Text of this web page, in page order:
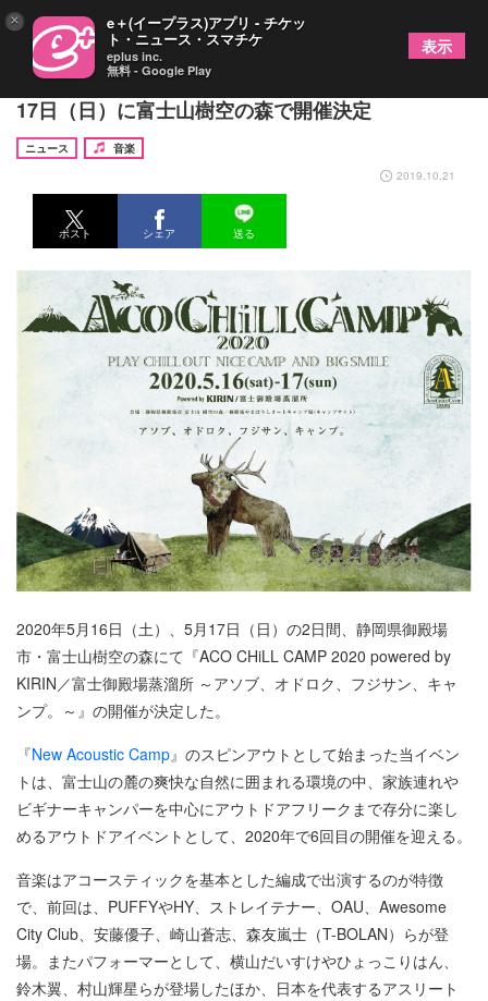
『ACO CHiLL CAMP 2020』5月16日（土）、5月
17日（日）に富士山樹空の森で開催決定
ニュース
音楽
2019.10.21
ポスト シェア 送る
2020年5月16日（土）、5月17日（日）の2日間、静岡県御殿場
市・富士山樹空の森にて『ACO CHiLL CAMP 2020 powered by
KIRIN／富士御殿場蒸溜所 ～アソブ、オドロク、フジサン、キャ
ンプ。～』の開催が決定した。
『New Acoustic Camp』のスピンアウトとして始まった当イベン
トは、富士山の麓の爽快な自然に囲まれる環境の中、家族連れや
ビギナーキャンパーを中心にアウトドアフリークまで存分に楽し
めるアウトドアイベントとして、2020年で6回目の開催を迎える。
音楽はアコースティックを基本とした編成で出演するのが特徴
で、前回は、PUFFYやHY、ストレイテナー、OAU、Awesome
City Club、安藤優子、崎山蒼志、森友嵐士（T-BOLAN）らが登
場。またパフォーマーとして、横山だいすけやひょっこりはん、
鈴木翼、村山輝星らが登場したほか、日本を代表するアスリート
× e＋(イープラス)アプリ - チケッ
ト・ニュース・スマチケ
eplus inc.
無料 - Google Play
表示